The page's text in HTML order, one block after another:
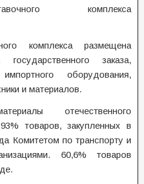
комплекса
комплекса размещена
заказа,
оборудования,
и материалов.
отечественного
товаров, закупленных в
Комитетом по транспорту и
60,6% товаров